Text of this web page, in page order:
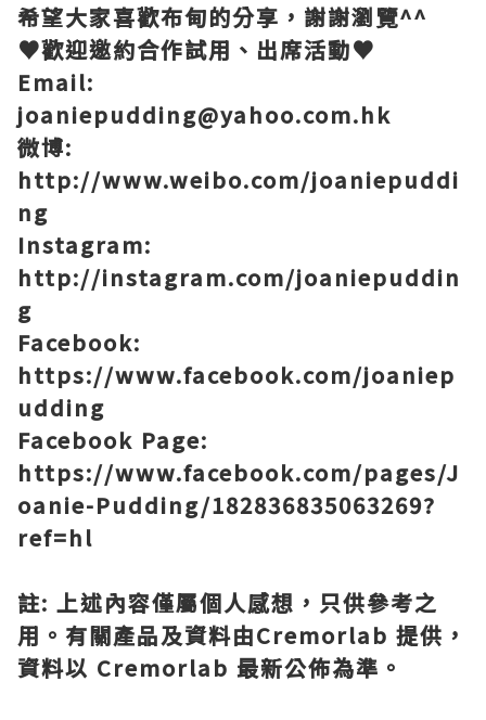
希望大家喜歡布甸的分享，謝謝瀏覽^^
♥歡迎邀約合作試用、出席活動♥
Email:
joaniepudding@yahoo.com.hk
微博:
http://www.weibo.com/joaniepuddi
ng
Instagram:
http://instagram.com/joaniepuddin
g
Facebook:
https://www.facebook.com/joaniep
udding
Facebook Page:
https://www.facebook.com/pages/J
oanie-Pudding/182836835063269?
ref=hl
註: 上述內容僅屬個人感想，只供參考之
用。有關產品及資料由Cremorlab 提供，
資料以 Cremorlab 最新公佈為準。